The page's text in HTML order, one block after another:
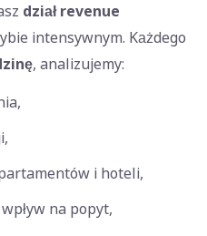
dział revenue
intensywnym. Każdego
, analizujemy:
i hoteli,
na popyt,